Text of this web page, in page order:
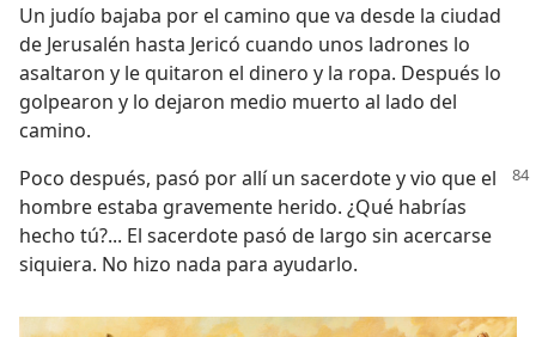
Un judío bajaba por el camino que va desde la ciudad
de Jerusalén hasta Jericó cuando unos ladrones lo
asaltaron y le quitaron el dinero y la ropa. Después lo
golpearon y lo dejaron medio muerto al lado del
camino.
Poco después, pasó por allí un sacerdote y vio que el
hombre estaba gravemente herido. ¿Qué habrías
hecho tú?... El sacerdote pasó de largo sin acercarse
siquiera. No hizo nada para ayudarlo.